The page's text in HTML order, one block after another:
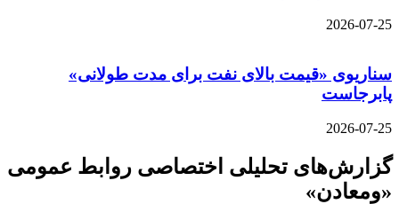
2026-07-25
سناریوی «قیمت بالای نفت برای مدت طولانی»
پابرجاست
2026-07-25
گزارش‌های تحلیلی اختصاصی روابط عمومی
«ومعادن»